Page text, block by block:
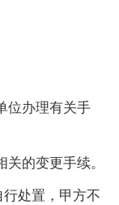
位办理有关手
的变更手续。
处置，甲方不